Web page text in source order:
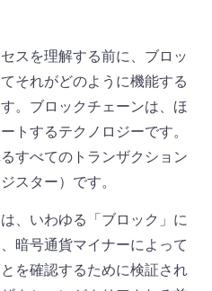
スを理解する前に、ブロッ
それがどのように機能する
。ブロックチェーンは、ほ
トするテクノロジーです。
すべてのトランザクション
スター）です。
、いわゆる「ブロック」に
暗号通貨マイナーによって
を確認するために検証され